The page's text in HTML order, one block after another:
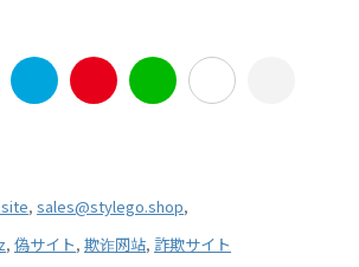
, sales@stylego.shop,
, 偽サイト, 欺诈网站, 詐欺サイト